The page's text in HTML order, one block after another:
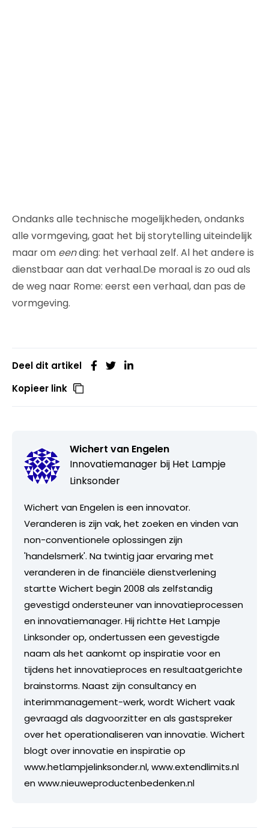
Ondanks alle technische mogelijkheden, ondanks
alle vormgeving, gaat het bij storytelling uiteindelijk
maar om eending: het verhaal zelf. Al het andere is
dienstbaar aan dat verhaal.De moraal is zo oud als
de weg naar Rome: eerst een verhaal, dan pas de
vormgeving.
Deel dit artikel
Kopieer link
Wichert van Engelen
Innovatiemanager bij Het Lampje
Linksonder
Wichert van Engelen is een innovator.
Veranderen is zijn vak, het zoeken en vinden van
non-conventionele oplossingen zijn
'handelsmerk'. Na twintig jaar ervaring met
veranderen in de financiële dienstverlening
startte Wichert begin 2008 als zelfstandig
gevestigd ondersteuner van innovatieprocessen
en innovatiemanager. Hij richtte Het Lampje
Linksonder op, ondertussen een gevestigde
naam als het aankomt op inspiratie voor en
tijdens het innovatieproces en resultaatgerichte
brainstorms. Naast zijn consultancy en
interimmanagement-werk, wordt Wichert vaak
gevraagd als dagvoorzitter en als gastspreker
over het operationaliseren van innovatie. Wichert
blogt over innovatie en inspiratie op
www.hetlampjelinksonder.nl, www.extendlimits.nl
en www.nieuweproductenbedenken.nl